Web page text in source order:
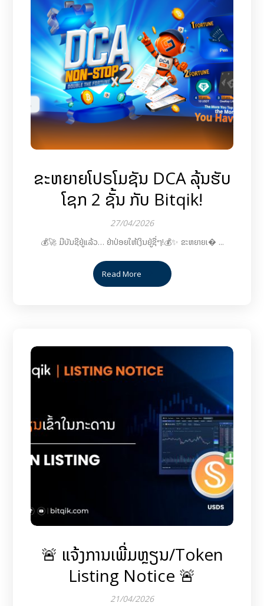
ຂະຫຍາຍໂປຣໂມຊັນ DCA ລຸ້ນຮັບ
ໂຊກ 2 ຊັ້ນ ກັບ Bitqik!
27/04/2026
💰🚀 ມີບັນຊີຢູ່ແລ້ວ… ຢ່າປ່ອຍໃຫ້ເງິນຢູ່ຊື່ໆ!💰✨ ຂະຫຍາຍເ� ...
Read More
🚨 ແຈ້ງການເພີ່ມຫຼຽນ/Token
Listing Notice 🚨
21/04/2026